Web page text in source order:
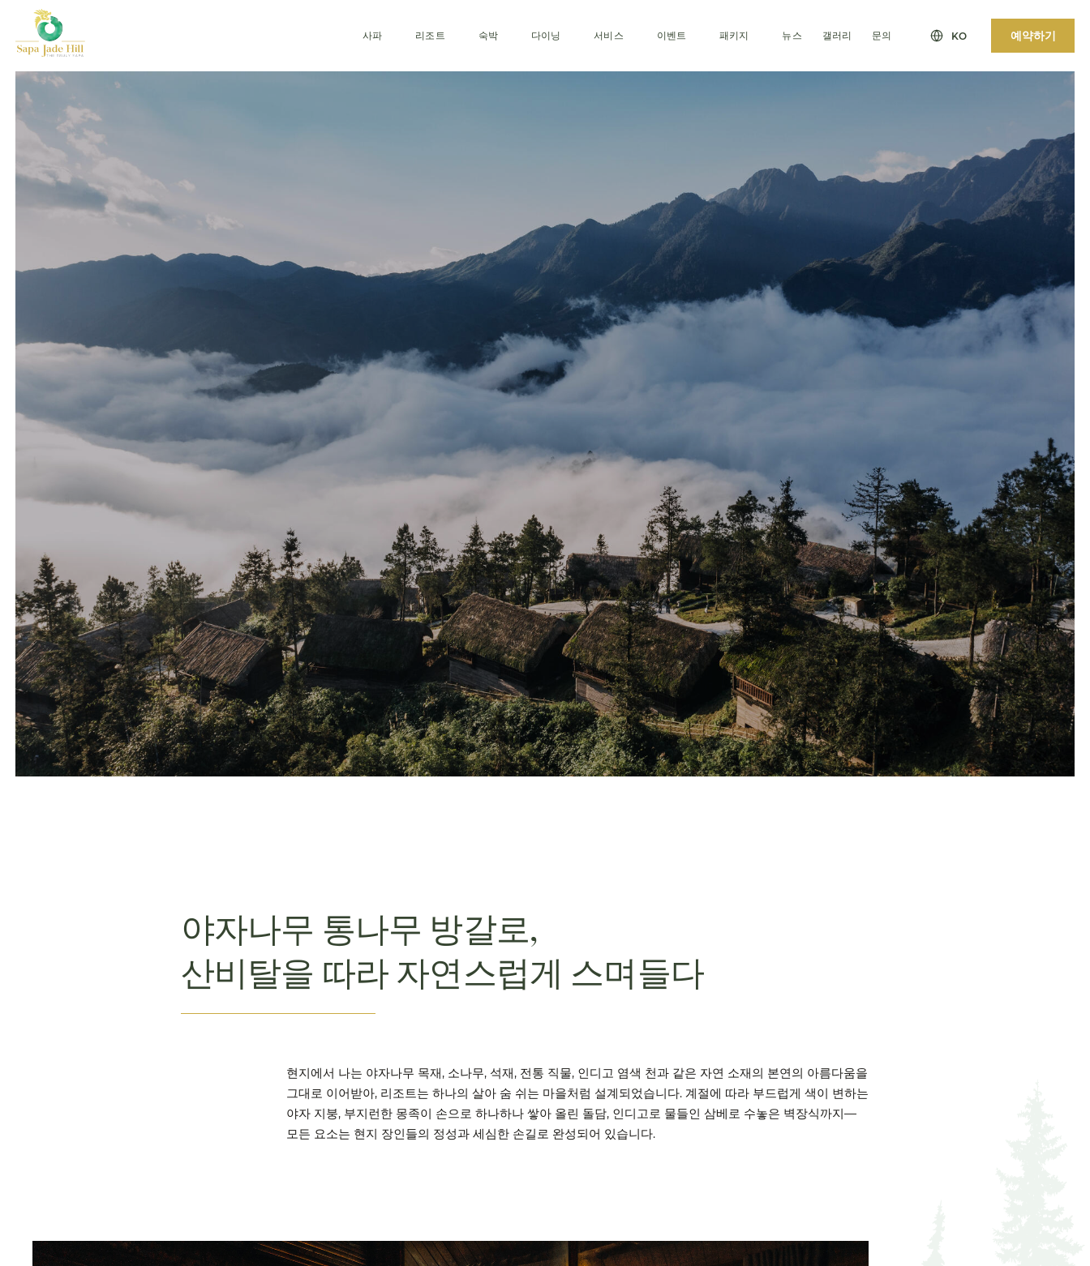
사파 리조트 숙박 다이닝 서비스 이벤트 패키지 뉴스 갤러리 문의 KO 예약하기
야자나무 통나무 방갈로,
산비탈을 따라 자연스럽게 스며들다
현지에서 나는 야자나무 목재, 소나무, 석재, 전통 직물, 인디고 염색 천과 같은 자연 소재의 본연의 아름다움을
그대로 이어받아, 리조트는 하나의 살아 숨 쉬는 마을처럼 설계되었습니다. 계절에 따라 부드럽게 색이 변하는
야자 지붕, 부지런한 몽족이 손으로 하나하나 쌓아 올린 돌담, 인디고로 물들인 삼베로 수놓은 벽장식까지—
모든 요소는 현지 장인들의 정성과 세심한 손길로 완성되어 있습니다.